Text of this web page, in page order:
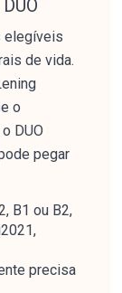
elegíveis
de vida.
o
DUO
pegar
B1 ou B2,
precisa